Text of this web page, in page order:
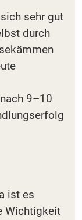
sehr gut
durch
9–10
ist es
Wichtigkeit